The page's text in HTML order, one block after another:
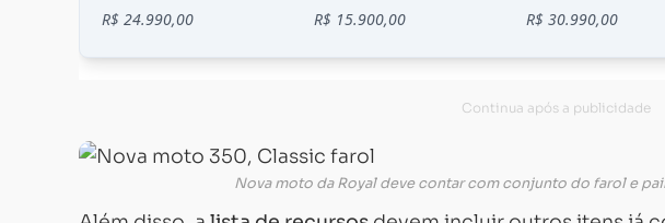
Nova moto da Royal deve contar com conjunto do farol e